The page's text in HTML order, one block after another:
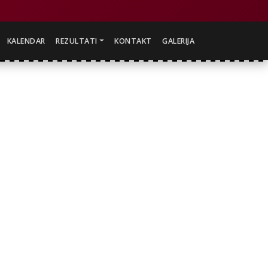
KALENDAR REZULTATI KONTAKT GALERIJA